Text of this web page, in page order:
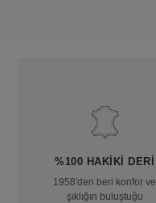
%100 HAKIKI DERI
1958'den beri konfor ve
şıklığın buluştuğu